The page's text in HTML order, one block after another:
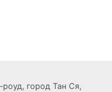
роуд, город Тан Ся,